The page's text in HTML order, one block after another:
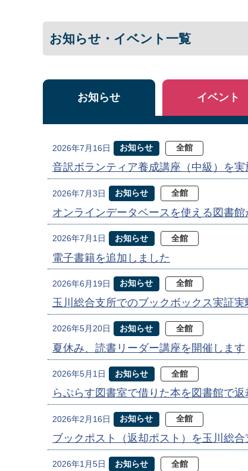
お知らせ・イベント一覧
お知らせ
2026年7月16日 お知らせ 全館
音訳ボランティア養成講座（中級）を実
2026年7月3日 お知らせ 全館
オンラインデータベースを使える図書館
2026年7月1日 お知らせ 全館
電子書籍を追加しました
2026年6月19日 お知らせ 全館
玉川総合支所でのブックボックス実証
2026年5月20日 お知らせ 全館
夏休み、読書リーダー講座を開催します
2026年5月1日 お知らせ 全館
らぷらす図書室で借りた本を図書館で
2026年2月16日 お知らせ 全館
ブックポスト（返却ポスト）を玉川総
2026年1月5日 お知らせ 全館
イベント